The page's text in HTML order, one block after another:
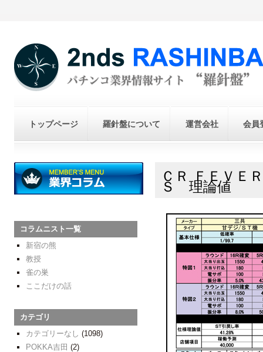
トップページ 羅針盤について 運営会社 会員
コラムニスト一覧
新宿の熊
教授
雀の巣
ここだけの話
カテゴリ
カテゴリーなし (1098)
POKKA吉田 (2)
ＣＲ ＦＥＶＥ
Ｓ 理論値